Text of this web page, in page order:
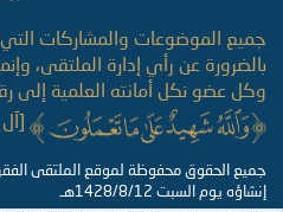
جميع الموضوعات والمشاركات
بالضرورة عن رأي إدارة الملتقى،
وكل عضو نكل أمانته العلمية إلى
[آل
جميع الحقوق محفوظة لموقع الملتقى
إنشاؤه يوم السبت 1428/8/12هـ